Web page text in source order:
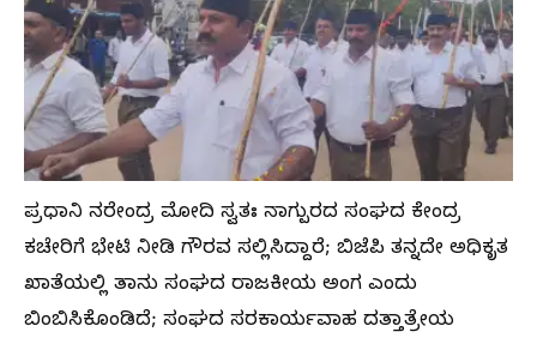
ಪ್ರಧಾನಿ ನರೇಂದ್ರ ಮೋದಿ ಸ್ವತಃ ನಾಗ್ಪುರದ ಸಂಘದ ಕೇಂದ್ರ
ಕಚೇರಿಗೆ ಭೇಟಿ ನೀಡಿ ಗೌರವ ಸಲ್ಲಿಸಿದ್ದಾರೆ; ಬಿಜೆಪಿ ತನ್ನದೇ ಅಧಿಕೃತ
ಖಾತೆಯಲ್ಲಿ ತಾನು ಸಂಘದ ರಾಜಕೀಯ ಅಂಗ ಎಂದು
ಬಿಂಬಿಸಿಕೊಂಡಿದೆ; ಸಂಘದ ಸರಕಾರ್ಯವಾಹ ದತ್ತಾತ್ರೇಯ